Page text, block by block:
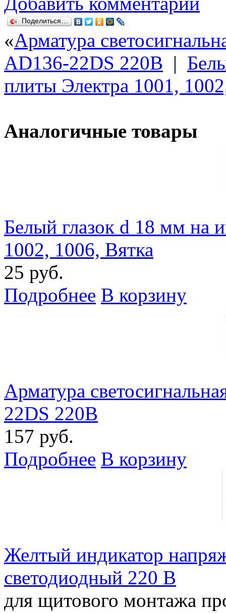
Поделиться…
«Арматура
AD136-22DS 220В |
плиты Электра 1001,
Аналогичные товары
Белый глазок d 18 мм на
1002, 1006, Вятка
25 руб.
Подробнее В корзину
Арматура
22DS 220В
157 руб.
Подробнее В корзину
Желтый индикатор
светодиодный 220 В
для щитового монтажа